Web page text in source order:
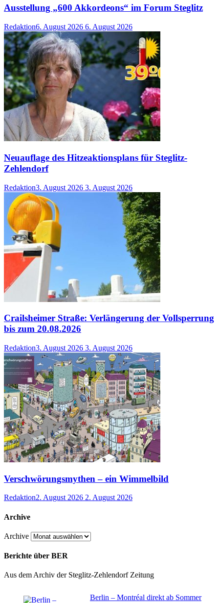
Ausstellung „600 Akkordeons“ im Forum Steglitz
Redaktion6. August 2026 6. August 2026
Neuauflage des Hitzeaktionsplans für Steglitz-
Zehlendorf
Redaktion3. August 2026 3. August 2026
Crailsheimer Straße: Verlängerung der Vollsperrung
bis zum 20.08.2026
Redaktion3. August 2026 3. August 2026
Verschwörungsmythen – ein Wimmelbild
Redaktion2. August 2026 2. August 2026
Archive
Archive
Berichte über BER
Aus dem Archiv der Steglitz-Zehlendorf Zeitung
Berlin – Montréal direkt ab Sommer